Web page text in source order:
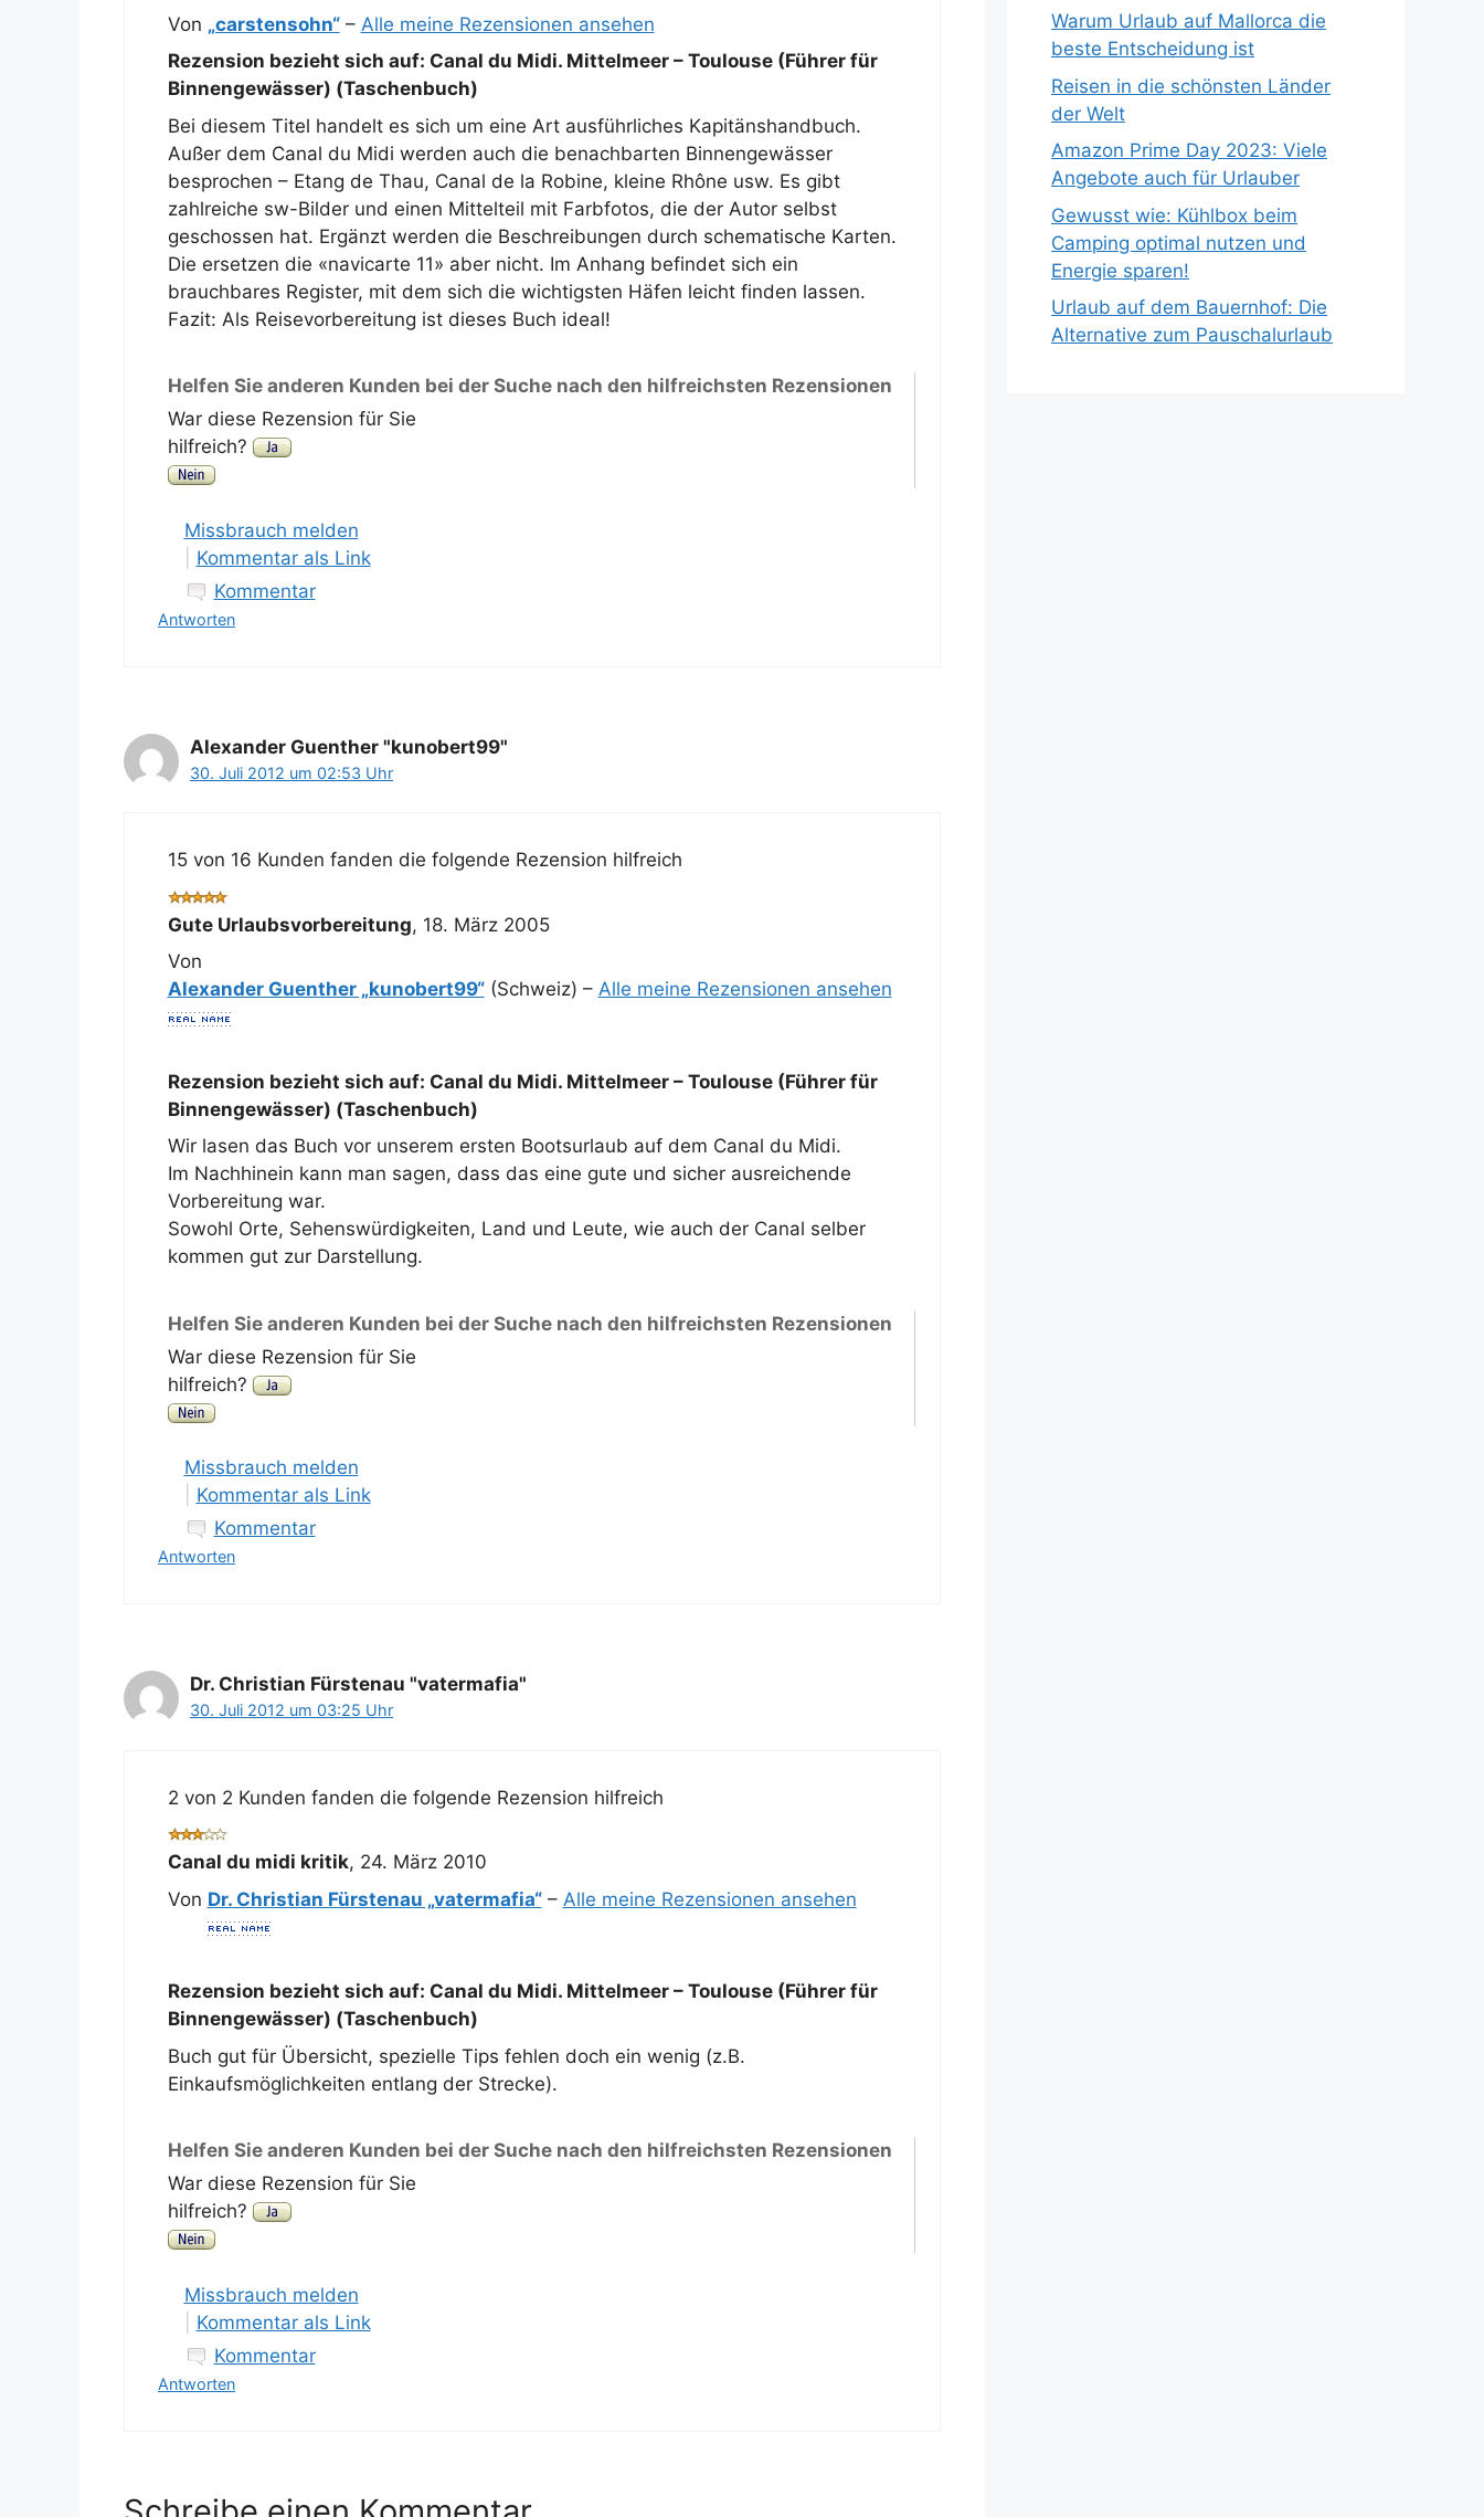
Von „carstensohn“– Alle meine Rezensionen ansehen
Rezension bezieht sich auf: Canal du Midi. Mittelmeer – Toulouse (Führer für
Binnengewässer) (Taschenbuch)
Bei diesem Titel handelt es sich um eine Art ausführliches Kapitänshandbuch.
Außer dem Canal du Midi werden auch die benachbarten Binnengewässer
besprochen – Etang de Thau, Canal de la Robine, kleine Rhône usw. Es gibt
zahlreiche sw-Bilder und einen Mittelteil mit Farbfotos, die der Autor selbst
geschossen hat. Ergänzt werden die Beschreibungen durch schematische Karten.
Die ersetzen die «navicarte 11» aber nicht. Im Anhang befindet sich ein
brauchbares Register, mit dem sich die wichtigsten Häfen leicht finden lassen.
Fazit: Als Reisevorbereitung ist dieses Buch ideal!
Helfen Sie anderen Kunden bei der Suche nach den hilfreichsten Rezensionen
War diese Rezension für Sie
hilfreich?
Missbrauch melden
Kommentar als Link
Kommentar
Antworten
Alexander Guenther "kunobert99"
30. Juli 2012 um 02:53 Uhr
15 von 16 Kunden fanden die folgende Rezension hilfreich
Gute Urlaubsvorbereitung, 18. März 2005
Von
Alexander Guenther „kunobert99“(Schweiz) – Alle meine Rezensionen ansehen
Rezension bezieht sich auf: Canal du Midi. Mittelmeer – Toulouse (Führer für
Binnengewässer) (Taschenbuch)
Wir lasen das Buch vor unserem ersten Bootsurlaub auf dem Canal du Midi.
Im Nachhinein kann man sagen, dass das eine gute und sicher ausreichende
Vorbereitung war.
Sowohl Orte, Sehenswürdigkeiten, Land und Leute, wie auch der Canal selber
kommen gut zur Darstellung.
Helfen Sie anderen Kunden bei der Suche nach den hilfreichsten Rezensionen
War diese Rezension für Sie
hilfreich?
Missbrauch melden
Kommentar als Link
Kommentar
Antworten
Dr. Christian Fürstenau "vatermafia"
30. Juli 2012 um 03:25 Uhr
2 von 2 Kunden fanden die folgende Rezension hilfreich
Canal du midi kritik, 24. März 2010
Von Dr. Christian Fürstenau „vatermafia“– Alle meine Rezensionen ansehen
Rezension bezieht sich auf: Canal du Midi. Mittelmeer – Toulouse (Führer für
Binnengewässer) (Taschenbuch)
Buch gut für Übersicht, spezielle Tips fehlen doch ein wenig (z.B.
Einkaufsmöglichkeiten entlang der Strecke).
Helfen Sie anderen Kunden bei der Suche nach den hilfreichsten Rezensionen
War diese Rezension für Sie
hilfreich?
Missbrauch melden
Kommentar als Link
Kommentar
Antworten
Warum Urlaub auf Mallorca die
beste Entscheidung ist
Reisen in die schönsten Länder
der Welt
Amazon Prime Day 2023: Viele
Angebote auch für Urlauber
Gewusst wie: Kühlbox beim
Camping optimal nutzen und
Energie sparen!
Urlaub auf dem Bauernhof: Die
Alternative zum Pauschalurlaub